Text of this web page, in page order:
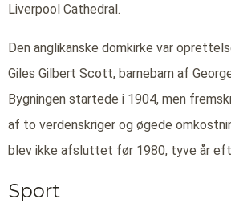
Liverpool Cathedral.
Den anglikanske domkirke var
Giles Gilbert Scott, barnebarn af
Bygningen startede i 1904, men
af to verdenskriger og øgede
blev ikke afsluttet før 1980, tyve år
Sport